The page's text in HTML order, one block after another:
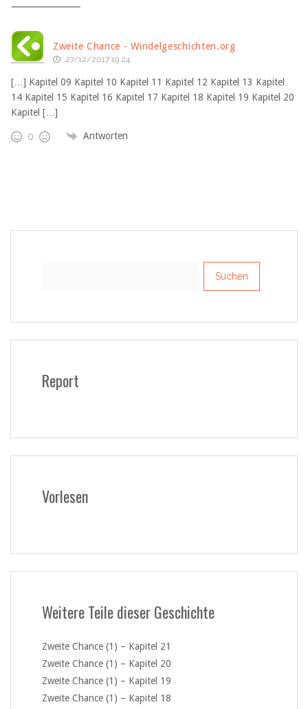
Zweite Chance - Windelgeschichten.org
27/12/2017 19:24
[…] Kapitel 09 Kapitel 10 Kapitel 11 Kapitel 12 Kapitel 13 Kapitel
14 Kapitel 15 Kapitel 16 Kapitel 17 Kapitel 18 Kapitel 19 Kapitel 20
Kapitel […]
0 Antworten
Report
Vorlesen
Weitere Teile dieser Geschichte
Zweite Chance (1) – Kapitel 21
Zweite Chance (1) – Kapitel 20
Zweite Chance (1) – Kapitel 19
Zweite Chance (1) – Kapitel 18